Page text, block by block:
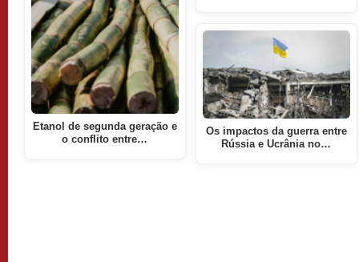
Etanol de segunda geração e
o conflito entre…
Os impactos da guerra entre
Rússia e Ucrânia no…